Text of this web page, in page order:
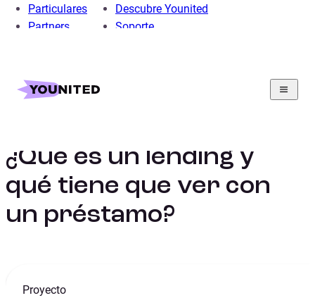
Particulares
Partners
Descubre Younited
Soporte
Home
Guía de préstamos para obtener liquidez
¿Qué es un lending y
qué tiene que ver con
un préstamo?
Proyecto